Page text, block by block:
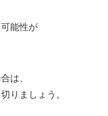
能性が
は、
りましょう。